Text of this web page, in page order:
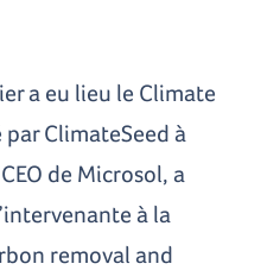
a eu lieu le Climate
ClimateSeed à
de Microsol, a
à la
removal and